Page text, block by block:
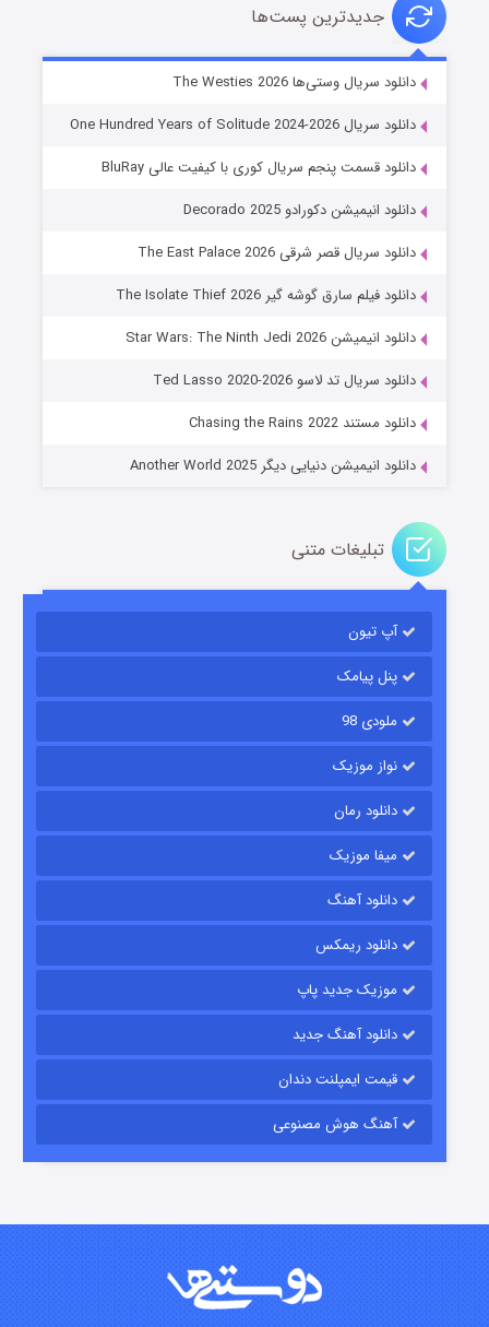
خاندان اژدها فصل ۳
قسمت۱۴ (زیرنویس) منتشر شد
قسمت
قسمت۲ (دوبله) منتشر شد
جدیدترین پست‌ها
دانلود سریال وستی‌ها The Westies 2026
دانلود سریال One Hundred Years of Solitude 2024-2026
دانلود قسمت پنجم سریال کوری با کیفیت عالی BluRay
دانلود انیمیشن دکورادو Decorado 2025
دانلود سریال قصر شرقی The East Palace 2026
دانلود فیلم سارق گوشه گیر The Isolate Thief 2026
دانلود انیمیشن Star Wars: The Ninth Jedi 2026
دانلود سریال تد لاسو Ted Lasso 2020-2026
دانلود مستند Chasing the Rains 2022
دانلود انیمیشن دنیایی دیگر Another World 2025
تبلیغات متنی
آپ تیون
پنل پیامک
ملودی 98
نواز موزیک
دانلود رمان
میفا موزیک
دانلود آهنگ
دانلود ریمکس
موزیک جدید پاپ
دانلود آهنگ جدید
قیمت ایمپلنت دندان
آهنگ هوش مصنوعی